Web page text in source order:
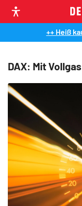
++ Heiß
DAX: Mit